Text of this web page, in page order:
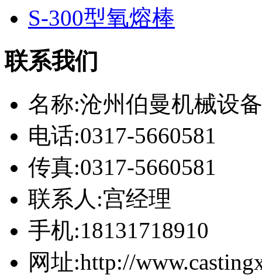
S-300型氧熔棒
联系我们
名称:沧州伯曼机械设
电话:0317-5660581
传真:0317-5660581
联系人:宫经理
手机:18131718910
网址:http://